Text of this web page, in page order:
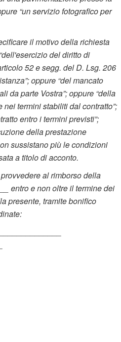
“un servizio fotografico per
il motivo della richiesta
del diritto di
52 e segg. del D. Lsg. 206
oppure “del mancato
da parte Vostra”; oppure “della
termini stabiliti dal contratto”;
entro i termini previsti”;
della prestazione
sussistano più le condizioni
a titolo di acconto.
al rimborso della
entro e non oltre il termine dei
presente, tramite bonifico